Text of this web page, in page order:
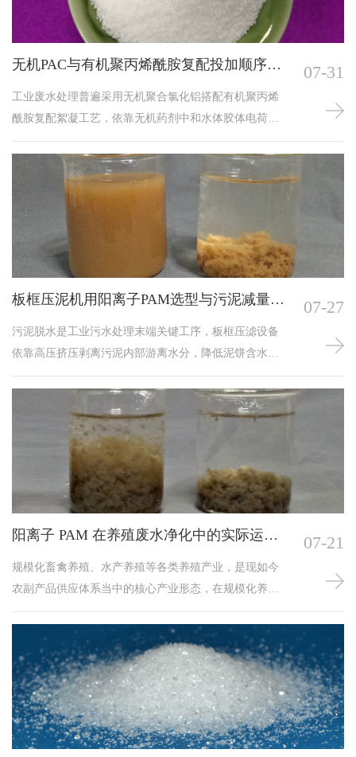
浆处理综合运营成本。单一高分子阴离子沉淀剂处理高
无机PAC与有机聚丙烯酰胺复配投加顺序实
工业废水处理普遍采用无机聚合氯化铝搭配有机聚丙烯
酰胺复配絮凝工艺，依靠无机药剂中和水体胶体电荷，
有机高分子搭建絮团骨架，双重作用大幅提升悬浮物分
离效率，同步降低两类药剂单独使用时的投加总量。但
现场运维时常颠倒两类药剂投加先后顺序，造成絮凝失
效，水体持续浑浊，絮团细碎无法沉降，明确标准化复
复配药剂协同处理优势。整套复配絮凝的核心反应逻辑
存在
07-31
板框压泥机用阳离子PAM选型与污泥减量化
污泥脱水是工业污水处理末端关键工序，板框压滤设备
依靠高压挤压剥离污泥内部游离水分，降低泥饼含水
率，缩减污泥外运处置体量，实现污泥减量化目标。阳
离子聚丙烯酰胺是板框压泥配套核心絮凝药剂，污泥有
机质、电荷属性、浓度存在差异时，适配的阳离子PAM
型号不同，选型失误会出现污泥粘滤布、压滤出水浑
浊、泥饼含水量偏高、压滤周期拉长等问题，规范选型
流程并落实现场实操管控，能够大幅提升板框机污泥减
量化效率。&nbs
07-27
阳离子 PAM 在养殖废水净化中的实际运用
规模化畜禽养殖、水产养殖等各类养殖产业，是现如今
农副产品供应体系当中的核心产业形态，在规模化养殖
园区日常运营过程当中，畜禽排泄物冲刷废水、养殖水
体更换废水、养殖圈舍清洁废水等各类养殖废水十分庞
大。这类养殖废水内部污染物富集程度较高，水体之中
混杂着大量养殖粪便残渣、未被食用的饲料碎屑、各类
有机胶体物质以及微生物代谢产物，不仅水体浑浊不
堪，还较易滋生不良微生物散发浓烈异味，做好养殖废
水净化处理是各类规
07-21